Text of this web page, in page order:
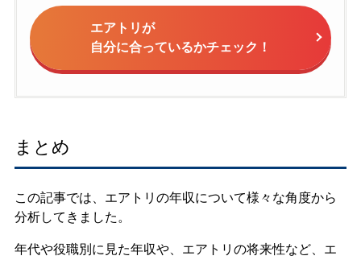
エアトリが
自分に合っているかチェック！
まとめ
この記事では、エアトリの年収について様々な角度から
分析してきました。
年代や役職別に見た年収や、エアトリの将来性など、エ